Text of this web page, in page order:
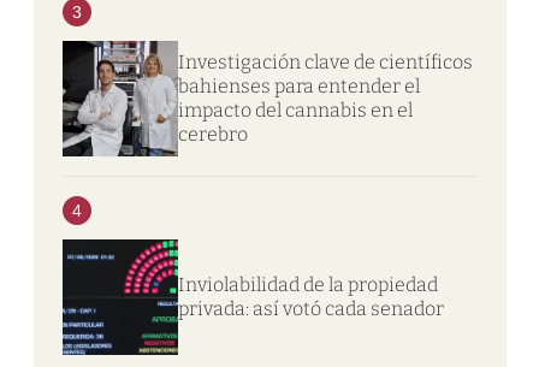
3
Investigación clave de científicos
bahienses para entender el
impacto del cannabis en el
cerebro
4
Inviolabilidad de la propiedad
privada: así votó cada senador